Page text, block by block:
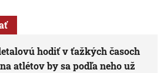
hodiť v ťažkých časoch
atlétov by sa podľa neho už